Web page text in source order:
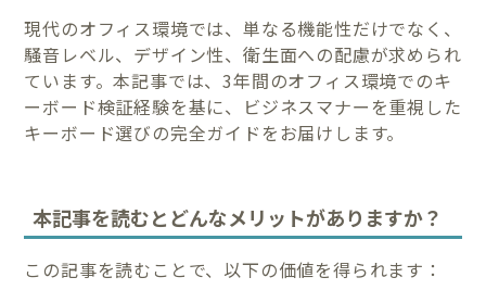
現代のオフィス環境では、単なる機能性だけでなく、
騒音レベル、デザイン性、衛生面への配慮が求められ
ています。本記事では、3年間のオフィス環境でのキ
ーボード検証経験を基に、ビジネスマナーを重視した
キーボード選びの完全ガイドをお届けします。
本記事を読むとどんなメリットがありますか？
この記事を読むことで、以下の価値を得られます：